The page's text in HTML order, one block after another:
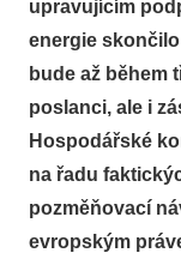
upravujícím
energie
bude až během
poslanci, ale i
Hospodářské
na řadu
pozměňovací
evropským